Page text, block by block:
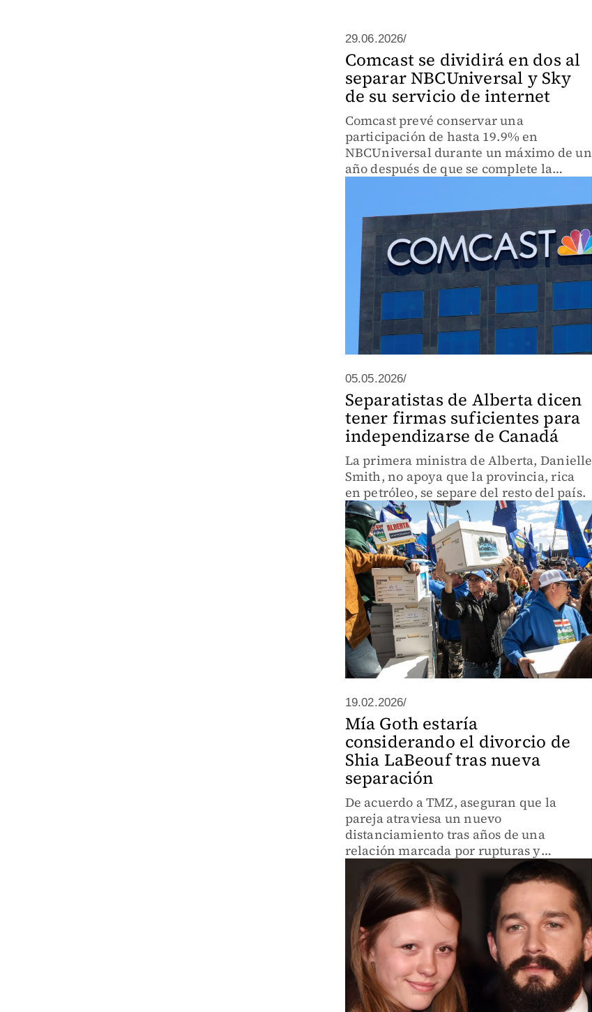
29.06.2026/
Comcast se dividirá en dos al
separar NBCUniversal y Sky
de su servicio de internet
Comcast prevé conservar una
participación de hasta 19.9% en
NBCUniversal durante un máximo de un
año después de que se complete la
05.05.2026/
Separatistas de Alberta dicen
tener firmas suficientes para
independizarse de Canadá
La primera ministra de Alberta, Danielle
Smith, no apoya que la provincia, rica
en petróleo, se separe del resto del país.
19.02.2026/
Mía Goth estaría
considerando el divorcio de
Shia LaBeouf tras nueva
separación
De acuerdo a TMZ, aseguran que la
pareja atraviesa un nuevo
distanciamiento tras años de una
relación marcada por rupturas y
reconciliaciones. La pareja llevaría
separada desde hace un año.